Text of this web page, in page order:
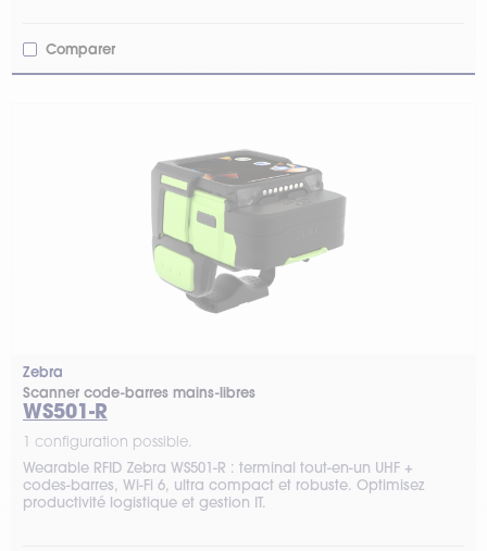
Comparer
Zebra
Scanner code-barres mains-libres
WS501-R
1 configuration possible.
Wearable RFID Zebra WS501-R : terminal tout-en-un UHF +
codes-barres, Wi-Fi 6, ultra compact et robuste. Optimisez
productivité logistique et gestion IT.